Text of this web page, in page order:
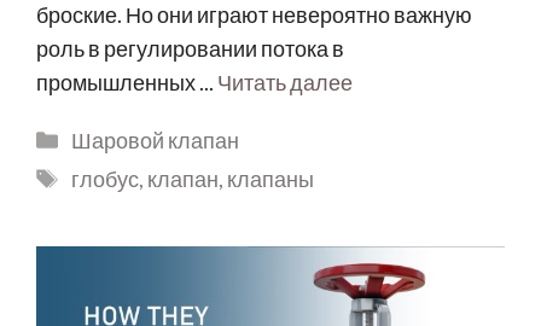
броские. Но они играют невероятно важную
роль в регулировании потока в
промышленных ... Читать далее
Шаровой клапан
глобус, клапан, клапаны